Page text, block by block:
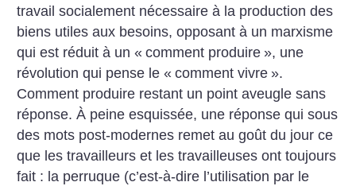
travail socialement nécessaire à la production des
biens utiles aux besoins, opposant à un marxisme
qui est réduit à un « comment produire », une
révolution qui pense le « comment vivre ».
Comment produire restant un point aveugle sans
réponse. À peine esquissée, une réponse qui sous
des mots post-modernes remet au goût du jour ce
que les travailleurs et les travailleuses ont toujours
fait : la perruque (c’est-à-dire l’utilisation par le